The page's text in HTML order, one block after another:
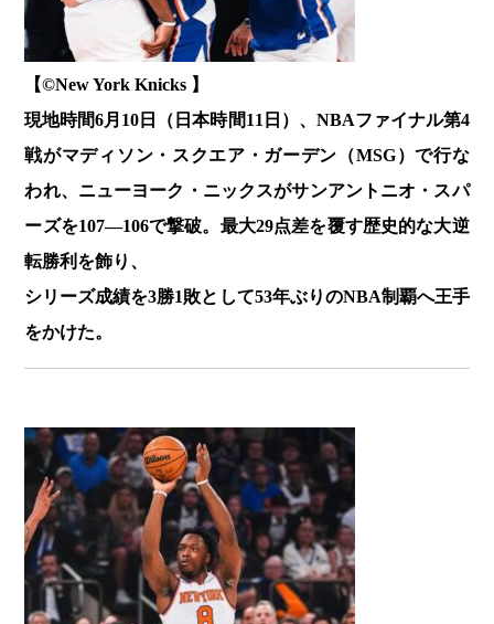
【©️New York Knicks 】
現地時間6月10日（日本時間11日）、NBAファイナル第4
戦がマディソン・スクエア・ガーデン（MSG）で行な
われ、ニューヨーク・ニックスがサンアントニオ・スパ
ーズを107―106で撃破。最大29点差を覆す歴史的な大逆
転勝利を飾り、
シリーズ成績を3勝1敗として53年ぶりのNBA制覇へ王手
をかけた。